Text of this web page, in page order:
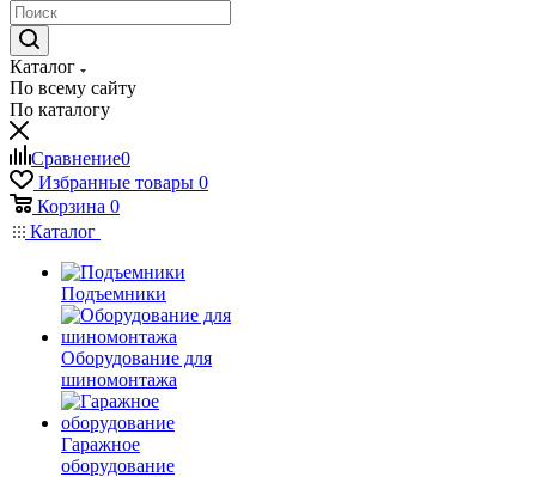
Каталог
По всему сайту
По каталогу
Сравнение0
Избранные товары 0
Корзина 0
Каталог
Подъемники
Оборудование для
шиномонтажа
Гаражное
оборудование